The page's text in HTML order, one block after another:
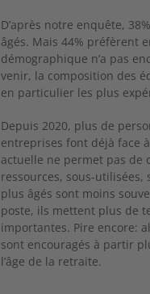
D’après notre enquête,
âgés. Mais 44% préfèrent
démographique n’a pas
venir, la composition des
en particulier les plus
Depuis 2020, plus de
entreprises font déjà face
actuelle ne permet pas de
ressources, sous-utilisées,
plus âgés sont moins
poste, ils mettent plus de
importantes. Pire encore:
sont encouragés à partir
l’âge de la retraite.